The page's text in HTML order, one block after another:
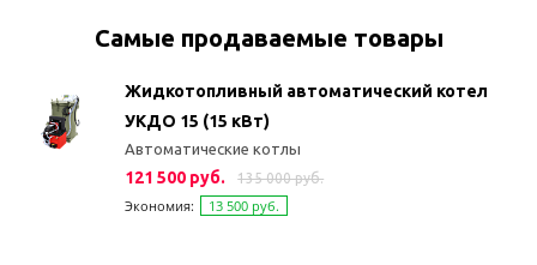
Самые продаваемые товары
Жидкотопливный автоматический котел
УКДО 15 (15 кВт)
Автоматические котлы
121 500 руб. 135 000 руб.
Экономия: 13 500 руб.